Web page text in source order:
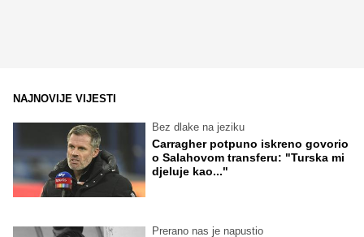
NAJNOVIJE VIJESTI
Bez dlake na jeziku
Carragher potpuno iskreno govorio
o Salahovom transferu: "Turska mi
djeluje kao..."
Prerano nas je napustio